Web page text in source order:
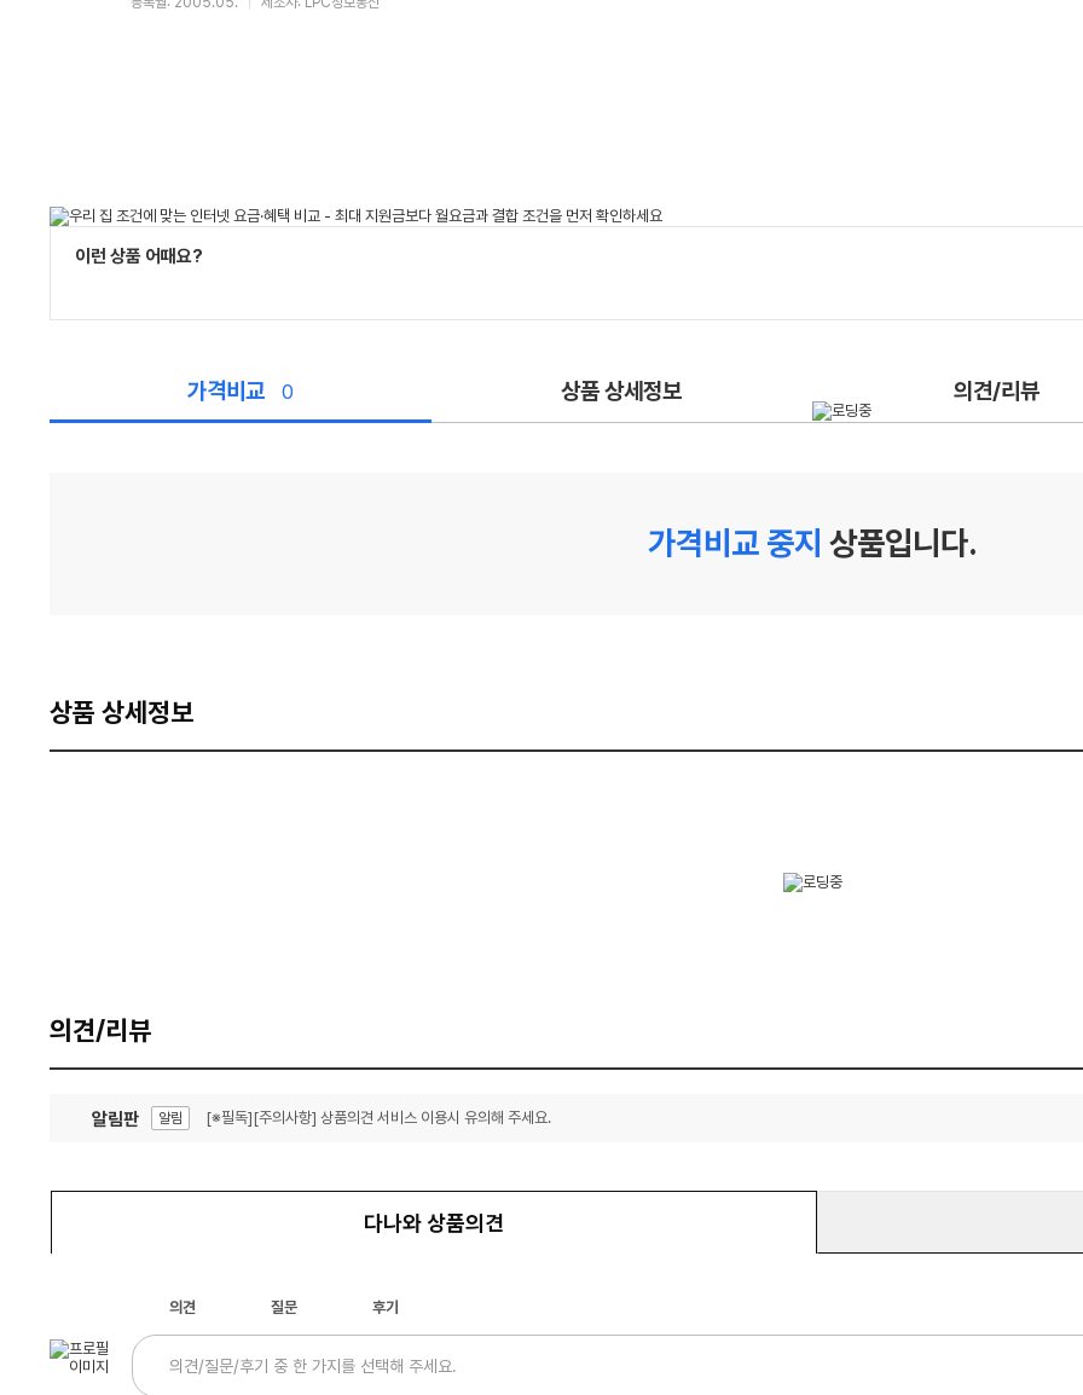
이런 상품 어때요?
가격비교 0 상품 상세정보 의견/리뷰
가격비교 중지 상품입니다.
상품 상세정보
의견/리뷰
알림판 알림 [※필독][주의사항] 상품의견 서비스 이용시 유의해 주세요.
다나와 상품의견
의견 질문 후기